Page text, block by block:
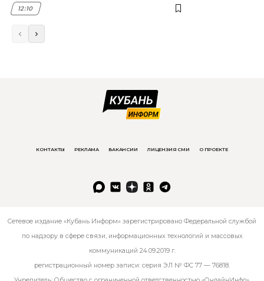
12:10
КОНТАКТЫ РЕКЛАМА ВАКАНСИИ ЛИЦЕНЗИЯ СМИ О ПРОЕКТЕ
Сетевое издание «Кубань Информ» зарегистрировано Федеральной службой
по надзору в сфере связи, информационных технологий и массовых
коммуникаций 24.09.2019 г.
регистрационный номер записи: серия ЭЛ № ФС 77 — 76818.